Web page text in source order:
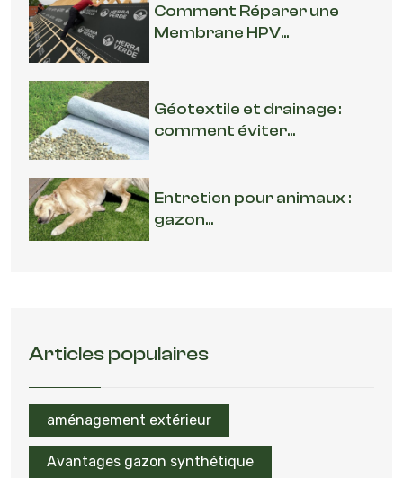
Comment Réparer une
Membrane HPV...
Géotextile et drainage :
comment éviter...
Entretien pour animaux :
gazon...
Articles populaires
aménagement extérieur
Avantages gazon synthétique